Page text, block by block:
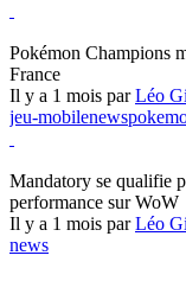
Pokémon Champions
France
Il y a 1 mois parLéo
jeu-mobilenews
Mandatory se qualifie
performance sur WoW
Il y a 1 mois parLéo
news